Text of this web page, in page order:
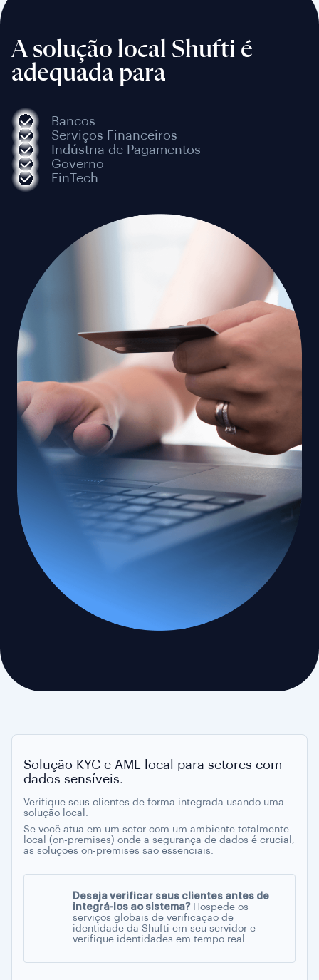
A solução local Shufti é
adequada para
Bancos
Serviços Financeiros
Indústria de Pagamentos
Governo
FinTech
Solução KYC e AML local para setores com
dados sensíveis.
Verifique seus clientes de forma integrada usando uma
solução local.
Se você atua em um setor com um ambiente totalmente
local (on-premises) onde a segurança de dados é crucial,
as soluções on-premises são essenciais.
Deseja verificar seus clientes antes de
integrá-los ao sistema?Hospede os
serviços globais de verificação de
identidade da Shufti em seu servidor e
verifique identidades em tempo real.